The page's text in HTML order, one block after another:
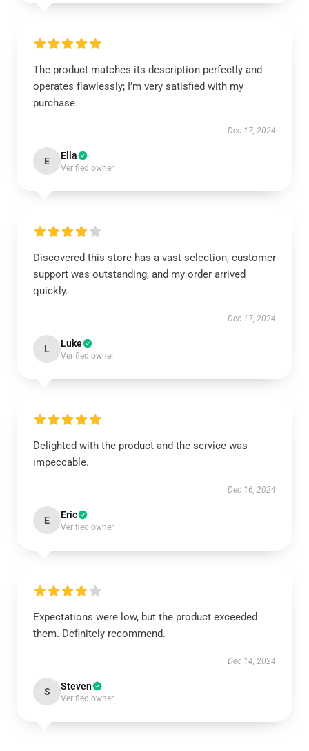
The product matches its description perfectly and
operates flawlessly; I’m very satisfied with my
purchase.
Dec 17, 2024
E Ella
Verified owner
Discovered this store has a vast selection, customer
support was outstanding, and my order arrived
quickly.
Dec 17, 2024
L Luke
Verified owner
Delighted with the product and the service was
impeccable.
Dec 16, 2024
E Eric
Verified owner
Expectations were low, but the product exceeded
them. Definitely recommend.
Dec 14, 2024
S Steven
Verified owner